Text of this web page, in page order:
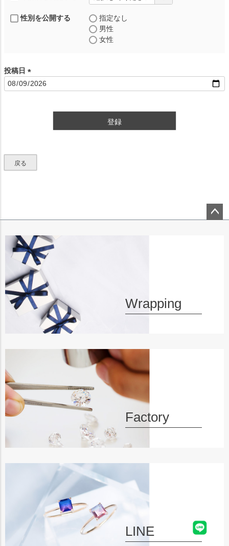
性別を公開する
指定なし
男性
女性
投稿日
(
登録
戻る
Wrapping
Factory
LINE